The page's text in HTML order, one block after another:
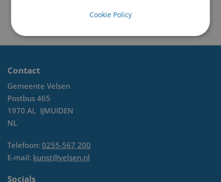
Contact
Gemeente Velsen
Postbus 465
1970 AL IJMUIDEN
NL
Telefoon: 0255-567 200
E-mail: kunst@velsen.nl
Socials
Cookie Policy